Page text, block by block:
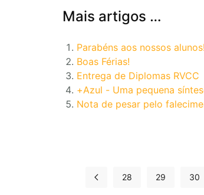
Mais artigos …
Parabéns aos nossos alunos!
Boas Férias!
Entrega de Diplomas RVCC
+Azul - Uma pequena
Nota de pesar pelo
28 29 30